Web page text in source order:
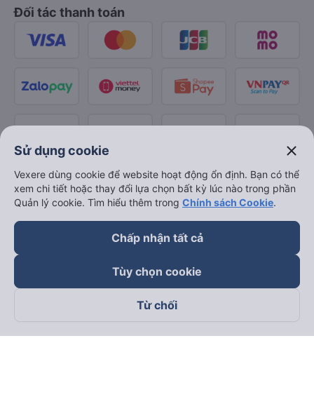
Đối tác thanh toán
Theo dõi chúng tôi trên
Sử dụng cookie close
Vexere dùng cookie để website hoạt động ổn định. Bạn có thể
xem chi tiết hoặc thay đổi lựa chọn bất kỳ lúc nào trong phần
Quản lý cookie. Tìm hiểu thêm trong Chính sách Cookie.
Chấp nhận tất cả
Tùy chọn cookie
Từ chối